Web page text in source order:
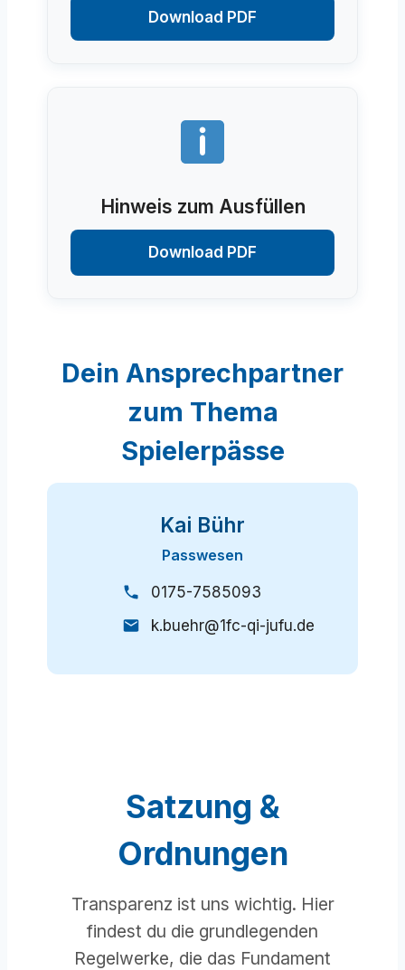
Download PDF
Hinweis zum Ausfüllen
Download PDF
Dein Ansprechpartner
zum Thema
Spielerpässe
Kai Bühr
Passwesen
0175-7585093
k.buehr@1fc-qi-jufu.de
Satzung &
Ordnungen
Transparenz ist uns wichtig. Hier
findest du die grundlegenden
Regelwerke, die das Fundament